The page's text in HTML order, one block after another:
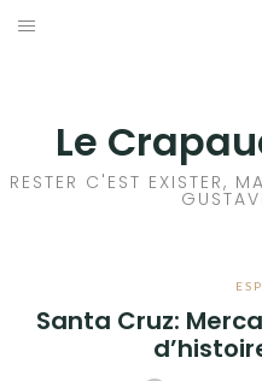
Aller
Le
RESTER C'EST EXISTER,
Santa Cruz:
EUROPE